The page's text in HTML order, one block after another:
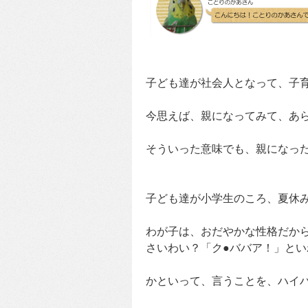
子ども達が社会人となって、子
今思えば、親になってみて、あ
そういった意味でも、親になっ
子ども達が小学生のころ、夏休
わが子は、おだやかな性格だか
さいわい？「ク●ババア！」と
かといって、言うことを、ハイ